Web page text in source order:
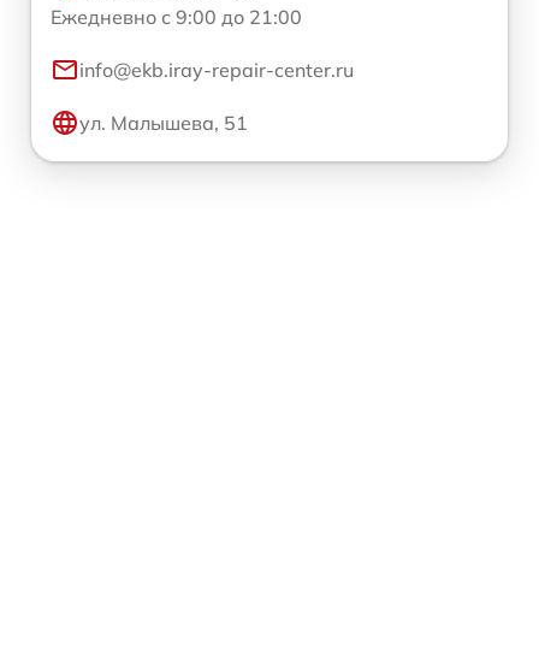
Ежедневно с 9:00 до 21:00
info@ekb.iray-repair-center.ru
ул. Малышева, 51